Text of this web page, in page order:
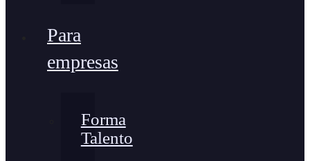
Para
empresas
Forma
Talento